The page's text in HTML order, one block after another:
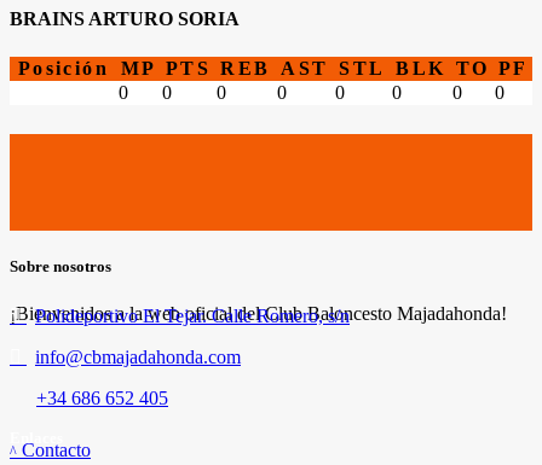
BRAINS ARTURO SORIA
Posición MP PTS REB AST STL BLK TO PF
0
0 0 0 0 0 0 0
Sobre nosotros
¡Bienvenidos a la web oficial del Club Baloncesto Majadahonda!
Polideportivo El Tejar. Calle Romero, s/n
info@cbmajadahonda.com
+34 686 652 405
Contacto